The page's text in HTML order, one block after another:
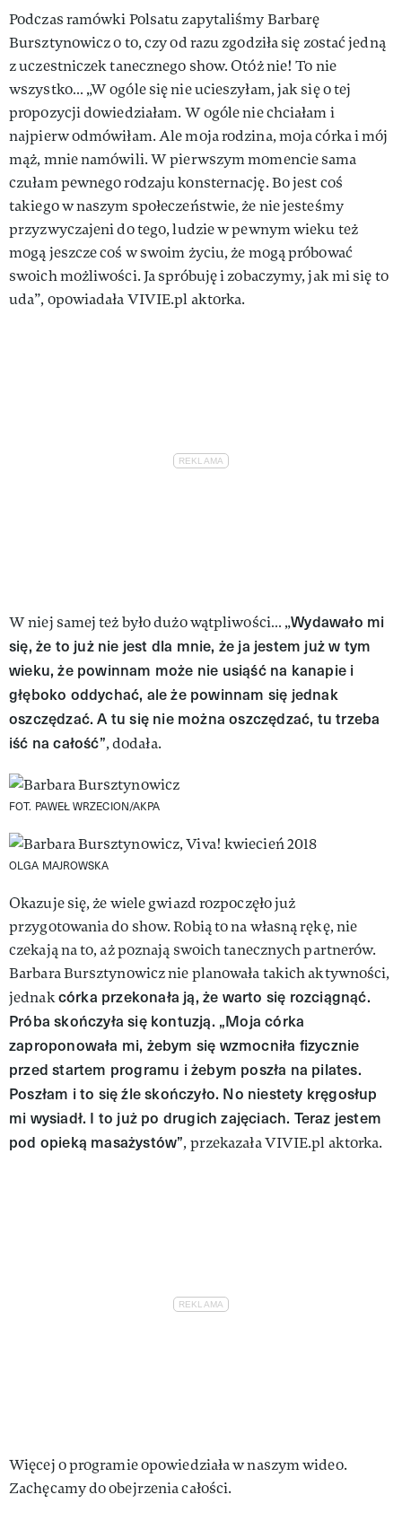
Podczas ramówki Polsatu zapytaliśmy Barbarę
Bursztynowicz o to, czy od razu zgodziła się zostać jedną
z uczestniczek tanecznego show. Otóż nie! To nie
wszystko… „W ogóle się nie ucieszyłam, jak się o tej
propozycji dowiedziałam. W ogóle nie chciałam i
najpierw odmówiłam. Ale moja rodzina, moja córka i mój
mąż, mnie namówili. W pierwszym momencie sama
czułam pewnego rodzaju konsternację. Bo jest coś
takiego w naszym społeczeństwie, że nie jesteśmy
przyzwyczajeni do tego, ludzie w pewnym wieku też
mogą jeszcze coś w swoim życiu, że mogą próbować
swoich możliwości. Ja spróbuję i zobaczymy, jak mi się to
uda”, opowiadała VIVIE.pl aktorka.
W niej samej też było dużo wątpliwości… „Wydawało mi
się, że to już nie jest dla mnie, że ja jestem już w tym
wieku, że powinnam może nie usiąść na kanapie i
głęboko oddychać, ale że powinnam się jednak
oszczędzać. A tu się nie można oszczędzać, tu trzeba
iść na całość”, dodała.
FOT. PAWEŁ WRZECION/AKPA
OLGA MAJROWSKA
Okazuje się, że wiele gwiazd rozpoczęło już
przygotowania do show. Robią to na własną rękę, nie
czekają na to, aż poznają swoich tanecznych partnerów.
Barbara Bursztynowicz nie planowała takich aktywności,
jednakcórka przekonała ją, że warto się rozciągnąć.
Próba skończyła się kontuzją. „Moja córka
zaproponowała mi, żebym się wzmocniła fizycznie
przed startem programu i żebym poszła na pilates.
Poszłam i to się źle skończyło. No niestety kręgosłup
mi wysiadł. I to już po drugich zajęciach. Teraz jestem
pod opieką masażystów”, przekazała VIVIE.pl aktorka.
Więcej o programie opowiedziała w naszym wideo.
Zachęcamy do obejrzenia całości.